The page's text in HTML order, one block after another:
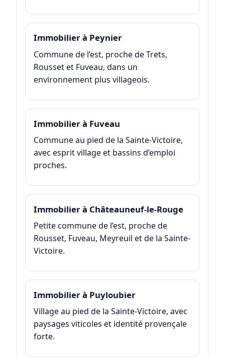
Immobilier à Peynier
Commune de l’est, proche de Trets,
Rousset et Fuveau, dans un
environnement plus villageois.
Immobilier à Fuveau
Commune au pied de la Sainte-Victoire,
avec esprit village et bassins d’emploi
proches.
Immobilier à Châteauneuf-le-Rouge
Petite commune de l’est, proche de
Rousset, Fuveau, Meyreuil et de la Sainte-
Victoire.
Immobilier à Puyloubier
Village au pied de la Sainte-Victoire, avec
paysages viticoles et identité provençale
forte.